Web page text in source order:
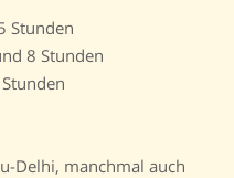
Stunden
8 Stunden
Delhi, manchmal auch